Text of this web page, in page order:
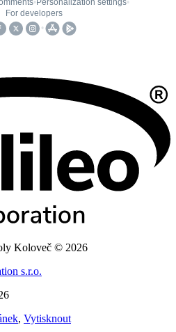
Koloveč © 2026
s.r.o.
, Vytisknout